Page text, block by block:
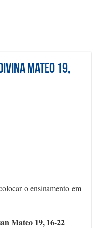
Mateo 19,
o ensinamento em
Mateo 19, 16-22